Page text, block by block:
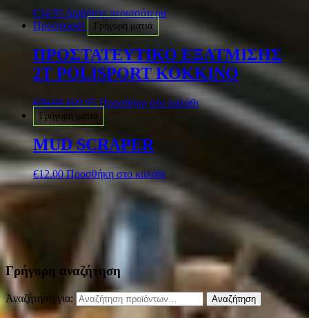
€34.95 Διαβάστε περισσότερα
Προσφορά!
Γρήγορη ματιά
ΠΡΟΣΤΑΤΕΥΤΙΚΟ ΕΞΑΤΜΙΣΗΣ
2T POLISPORT ΚΟΚΚΙΝΟ
€76.95 €69.95 Προσθήκη στο καλάθι
Γρήγορη ματιά
MUD SCRAPER
€12.00 Προσθήκη στο καλάθι
Γρήγορη αναζήτηση
Αναζήτηση για: Αναζήτηση